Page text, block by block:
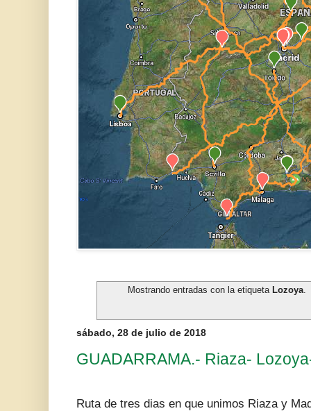
Mostrando entradas con la etiqueta Lozoya.
sábado, 28 de julio de 2018
GUADARRAMA.- Riaza-
Ruta de tres dias en que unimos Riaza y